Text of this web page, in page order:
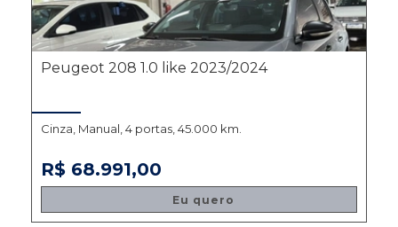
Peugeot 208 1.0 like 2023/2024
Cinza, Manual, 4 portas, 45.000 km.
R$ 68.991,00
Eu quero